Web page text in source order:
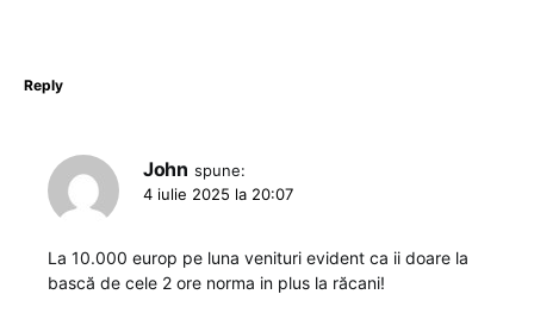
Reply
John spune:
4 iulie 2025 la 20:07
La 10.000 europ pe luna venituri evident ca ii doare la
bască de cele 2 ore norma in plus la răcani!